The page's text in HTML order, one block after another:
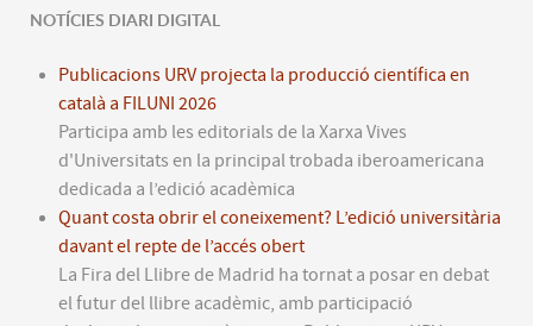
NOTÍCIES DIARI DIGITAL
Publicacions URV projecta la producció científica en
català a FILUNI 2026
Participa amb les editorials de la Xarxa Vives
d'Universitats en la principal trobada iberoamericana
dedicada a l’edició acadèmica
Quant costa obrir el coneixement? L’edició universitària
davant el repte de l’accés obert
La Fira del Llibre de Madrid ha tornat a posar en debat
el futur del llibre acadèmic, amb participació